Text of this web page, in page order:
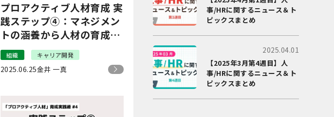
プロアクティブ人材育成 実
践ステップ④：マネジメン
トの涵養から人材の育成
を！｜「プロアクティブ人
材」育成実践術 #6
組織 キャリア開発
2025.06.25金井 一真
事/HRに関するニュース＆ト
ピックスまとめ
2025.04.01
【2025年3月第4週目】人
事/HRに関するニュース＆ト
ピックスまとめ